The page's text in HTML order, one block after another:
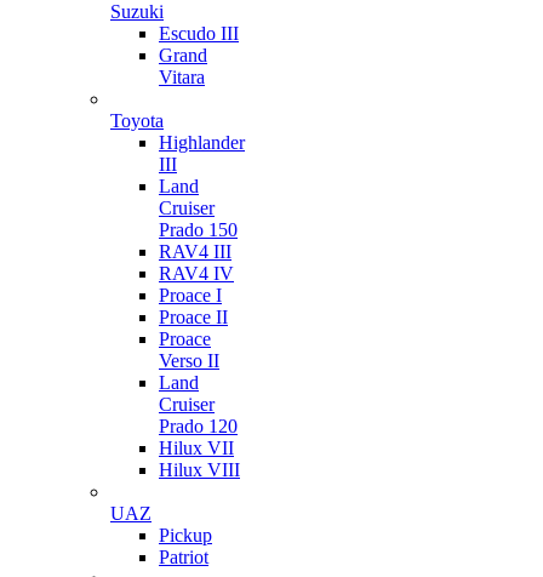
Suzuki
Escudo III
Grand
Vitara
Toyota
Highlander
III
Land
Cruiser
Prado 150
RAV4 III
RAV4 IV
Proace I
Proace II
Proace
Verso II
Land
Cruiser
Prado 120
Hilux VII
Hilux VIII
UAZ
Pickup
Patriot